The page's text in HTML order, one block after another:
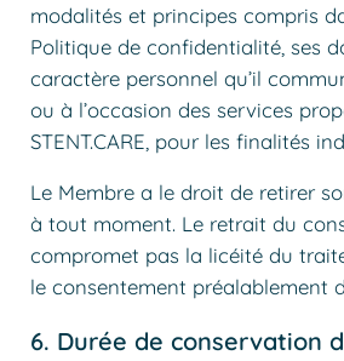
modalités et principes compris
Politique de confidentialité, ses
caractère personnel qu’il
ou à l’occasion des services
STENT.CARE, pour les finalités
Le Membre a le droit de retirer
à tout moment. Le retrait du
compromet pas la licéité du
le consentement préalablement
6. Durée de conservation